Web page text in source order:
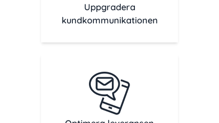
Uppgradera
kundkommunikationen